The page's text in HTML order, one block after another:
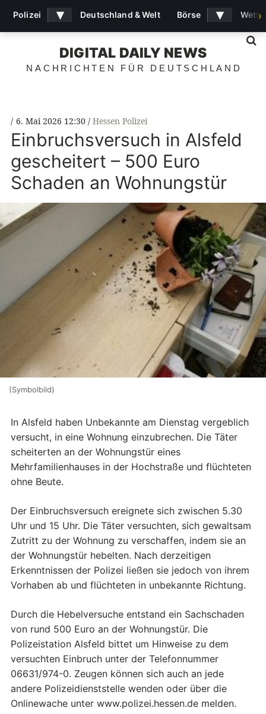
DIGITAL DAILY NEWS
NACHRICHTEN FÜR DEUTSCHLAND
6. Mai 2026 12:30 Hessen Polizei
Einbruchsversuch in Alsfeld
gescheitert – 500 Euro
Schaden an Wohnungstür
(Symbolbild)
In Alsfeld haben Unbekannte am Dienstag vergeblich
versucht, in eine Wohnung einzubrechen. Die Täter
scheiterten an der Wohnungstür eines
Mehrfamilienhauses in der Hochstraße und flüchteten
ohne Beute.
Der Einbruchsversuch ereignete sich zwischen 5.30
Uhr und 15 Uhr. Die Täter versuchten, sich gewaltsam
Zutritt zu der Wohnung zu verschaffen, indem sie an
der Wohnungstür hebelten. Nach derzeitigen
Erkenntnissen der Polizei ließen sie jedoch von ihrem
Vorhaben ab und flüchteten in unbekannte Richtung.
Durch die Hebelversuche entstand ein Sachschaden
von rund 500 Euro an der Wohnungstür. Die
Polizeistation Alsfeld bittet um Hinweise zu dem
versuchten Einbruch unter der Telefonnummer
06631/974-0. Zeugen können sich auch an jede
andere Polizeidienststelle wenden oder über die
Onlinewache unter www.polizei.hessen.de melden.
Polizei ▾ Deutschland & Welt Börse ▾ ›